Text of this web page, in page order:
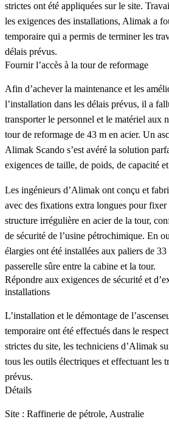
strictes ont été appliquées sur le site.
les exigences des installations, Alimak a
temporaire qui a permis de terminer les
délais prévus.
Fournir l’accès à la tour de reformage
Afin d’achever la maintenance et les
l’installation dans les délais prévus, il a
transporter le personnel et le matériel aux
tour de reformage de 43 m en acier. Un
Alimak Scando s’est avéré la solution
exigences de taille, de poids, de capacité
Les ingénieurs d’Alimak ont conçu et
avec des fixations extra longues pour fixer
structure irrégulière en acier de la tour,
de sécurité de l’usine pétrochimique. En
élargies ont été installées aux paliers de
passerelle sûre entre la cabine et la tour.
Répondre aux exigences de sécurité et
installations
L’installation et le démontage de
temporaire ont été effectués dans le
strictes du site, les techniciens d’Alimak
tous les outils électriques et effectuant les
prévus.
Détails
Site : Raffinerie de pétrole, Australie